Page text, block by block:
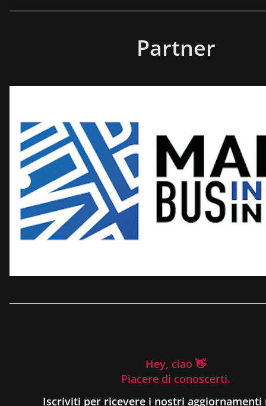
Partner
Hey, ciao 👋
Piacere di conoscerti.
Iscriviti per ricevere i nostri aggiornamenti